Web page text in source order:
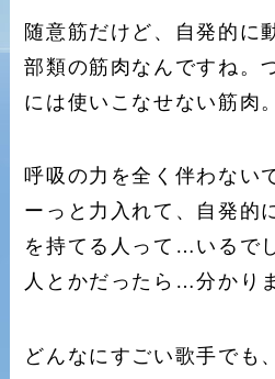
随意筋だけど、自発的に
部類の筋肉なんですね。
には使いこなせない筋肉。
呼吸の力を全く伴わない
ーっと力入れて、自発的
を持てる人って…いるで
人とかだったら…分かり
どんなにすごい歌手でも